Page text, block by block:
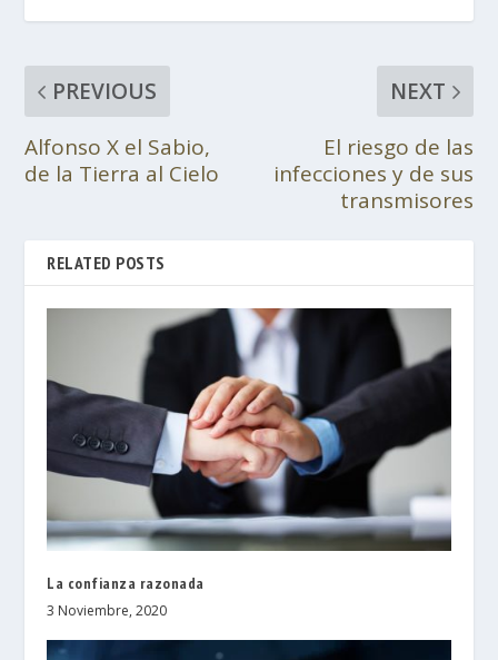
PREVIOUS
Alfonso X el Sabio,
de la Tierra al Cielo
NEXT
El riesgo de las
infecciones y de sus
transmisores
RELATED POSTS
La confianza razonada
3 Noviembre, 2020